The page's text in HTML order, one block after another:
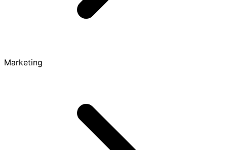
Marketing